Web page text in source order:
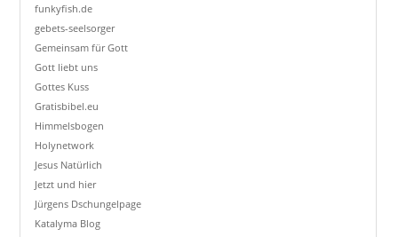
funkyfish.de
gebets-seelsorger
Gemeinsam für Gott
Gott liebt uns
Gottes Kuss
Gratisbibel.eu
Himmelsbogen
Holynetwork
Jesus Natürlich
Jetzt und hier
Jürgens Dschungelpage
Katalyma Blog